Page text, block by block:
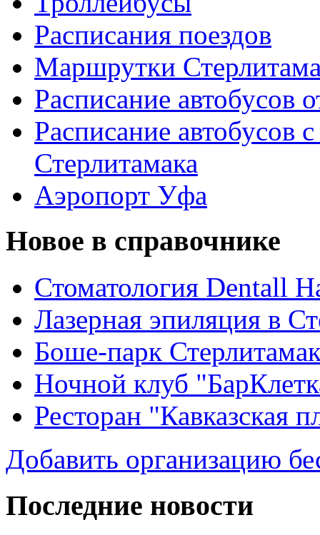
Расписания поездов
Маршрутки
Расписание автобусов
Расписание автобусов
Стерлитамака
Аэропорт Уфа
Новое в справочнике
Стоматология Dentall
Лазерная эпиляция в
Боше-парк
Ночной клуб
Ресторан "Кавказская
Добавить организацию
Последние новости